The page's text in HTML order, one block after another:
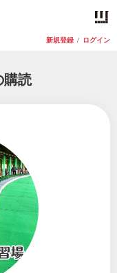
新規登録 / ログイン
購読